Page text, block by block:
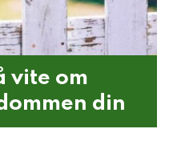
vite om
din